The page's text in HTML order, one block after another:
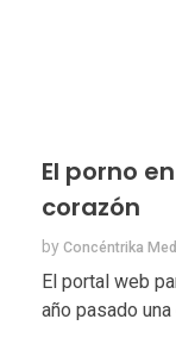
El porno
corazón
by Concéntrika
El portal web
año pasado